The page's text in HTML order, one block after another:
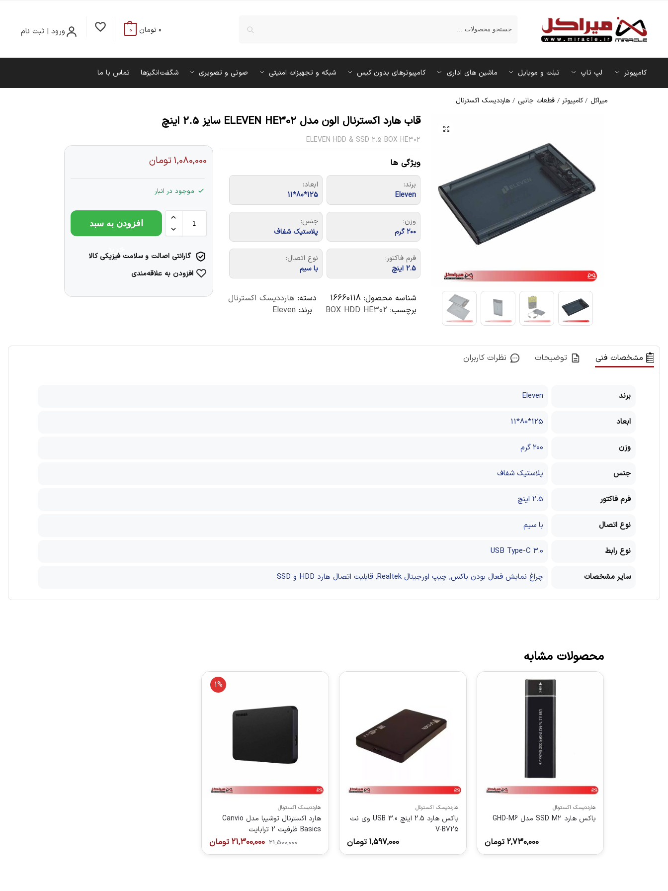
ورود | ثبت نام 0 تومان 0
کامپیوتر لپ تاپ تبلت و موبایل ماشین‌ های اداری کامپیوترهای بدون کیس شبکه و تجهیزات امنیتی صوتی و تصویری شگفت‌انگیزها تماس با ما
میراکل /کامپیوتر /قطعات جانبی /هارددیسک اکسترنال
قاب هارد اکسترنال الون مدل ELEVEN HE302 سایز 2.5 اینچ
ELEVEN HDD & SSD 2.5 BOX HE302
ویژگی ها
برند:
Eleven
ابعاد:
125*80*11
وزن:
۲۰۰ گرم
جنس:
پلاستیک شفاف
فرم فاکتور:
2.5 اینچ
نوع اتصال:
با سیم
شناسه محصول:16660118 دسته: هارددیسک اکسترنال
برچسب: BOX HDD HE302 برند: Eleven
1,080,000تومان
موجود در انبار
افزودن به سبد
گارانتی اصالت و سلامت فیزیکی کالا
افزودن به علاقه‌مندی
مشخصات فنی توضیحات نظرات کاربران
برند Eleven
ابعاد 125*80*11
وزن ۲۰۰ گرم
جنس پلاستیک شفاف
فرم فاکتور 2.5 اینچ
نوع اتصال با سیم
نوع رابط USB Type-C ۳.۰
سایر مشخصات چراغ نمایش فعال بودن باکس, چیپ اورجینال Realtek, قابلیت اتصال هارد HDD و SSD
محصولات مشابه
هارددیسک اکسترنال
باکس هارد SSD M2 مدل GHD-M6
2,730,000 تومان
هارددیسک اکسترنال
باکس هارد 2.5 اینچ USB 3.0 وی نت
V-B725
1,597,000 تومان
1%
هارددیسک اکسترنال
هارد اکسترنال توشیبا مدل Canvio
Basics ظرفیت 2 ترابایت
21,500,000
21,300,000 تومان